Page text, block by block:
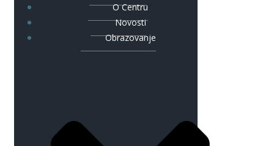
O Centru
Novosti
Obrazovanje